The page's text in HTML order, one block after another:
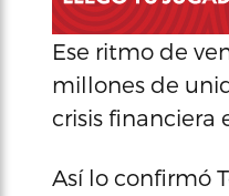
Ese ritmo de
millones de
crisis financiera
Así lo confirmó